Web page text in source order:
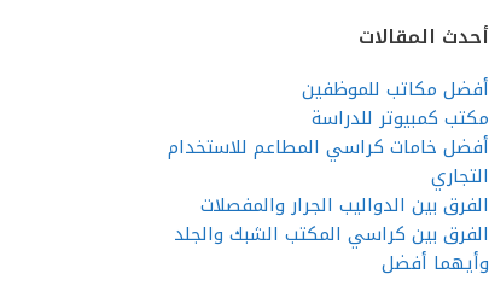
أحدث المقالات
أفضل مكاتب للموظفين
مكتب كمبيوتر للدراسة
أفضل خامات كراسي المطاعم للاستخدام
التجاري
الفرق بين الدواليب الجرار والمفصلات
الفرق بين كراسي المكتب الشبك والجلد
وأيهما أفضل